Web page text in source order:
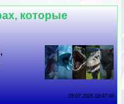
которые
09 07 2026 18:47:48